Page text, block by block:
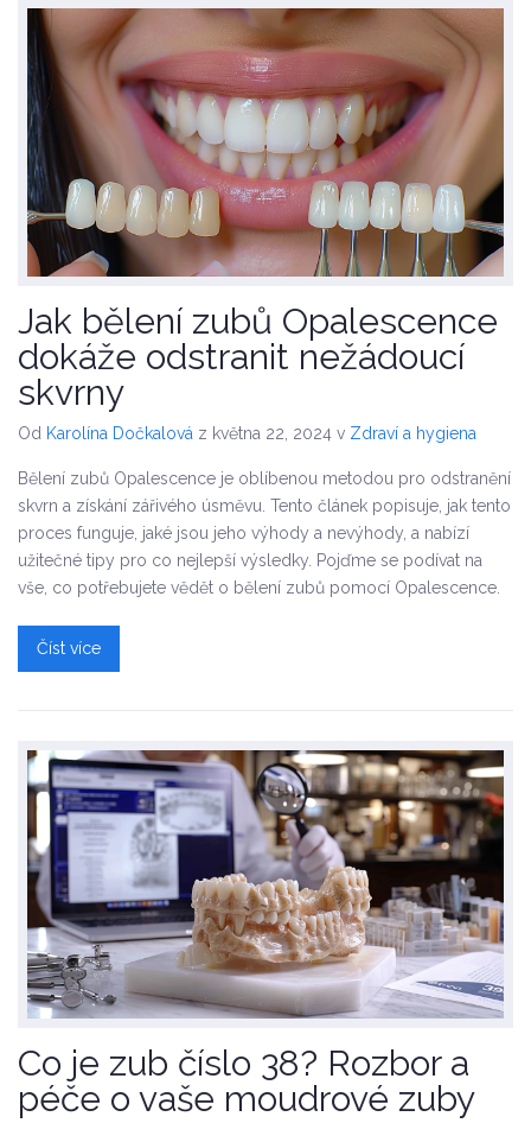
Jak bělení zubů Opalescence
dokáže odstranit nežádoucí
skvrny
Od Karolína Dočkalová z května 22, 2024 v Zdraví a hygiena
Bělení zubů Opalescence je oblíbenou metodou pro odstranění
skvrn a získání zářivého úsměvu. Tento článek popisuje, jak tento
proces funguje, jaké jsou jeho výhody a nevýhody, a nabízí
užitečné tipy pro co nejlepší výsledky. Pojďme se podívat na
vše, co potřebujete vědět o bělení zubů pomocí Opalescence.
Číst více
Co je zub číslo 38? Rozbor a
péče o vaše moudrové zuby